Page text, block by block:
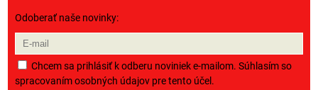
Odoberať naše novinky:
Chcem sa prihlásiť k odberu noviniek e-mailom. Súhlasím so
spracovaním osobných údajov pre tento účel.